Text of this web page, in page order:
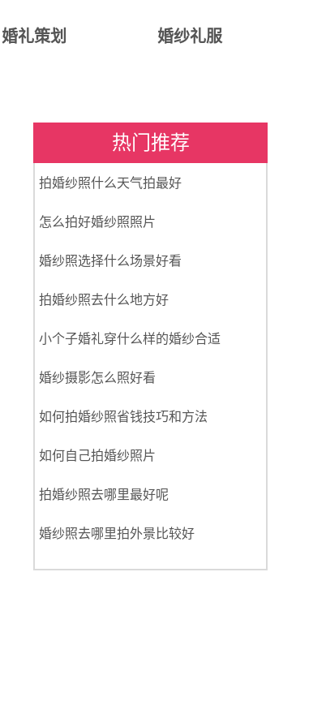
婚礼策划 婚纱礼服
热门推荐
拍婚纱照什么天气拍最好
怎么拍好婚纱照照片
婚纱照选择什么场景好看
拍婚纱照去什么地方好
小个子婚礼穿什么样的婚纱合适
婚纱摄影怎么照好看
如何拍婚纱照省钱技巧和方法
如何自己拍婚纱照片
拍婚纱照去哪里最好呢
婚纱照去哪里拍外景比较好